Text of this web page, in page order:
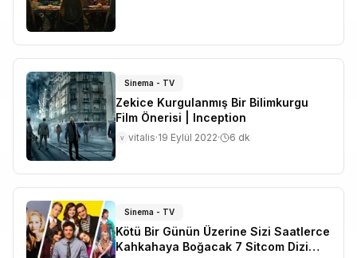
Sinema - TV
Zekice Kurgulanmış Bir Bilimkurgu
Film Önerisi | Inception
v vitalis·19 Eylül 2022· 6 dk
Sinema - TV
Kötü Bir Günün Üzerine Sizi Saatlerce
Kahkahaya Boğacak 7 Sitcom Dizi